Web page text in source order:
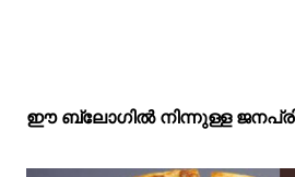
ഈ ബ്ലോഗിൽ നിന്നുള്ള